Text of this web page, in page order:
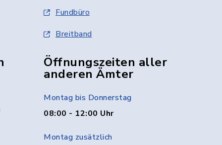
Fundbüro
Breitband
Öffnungszeiten aller
anderen Ämter
Montag bis Donnerstag
08:00 - 12:00 Uhr
Montag zusätzlich